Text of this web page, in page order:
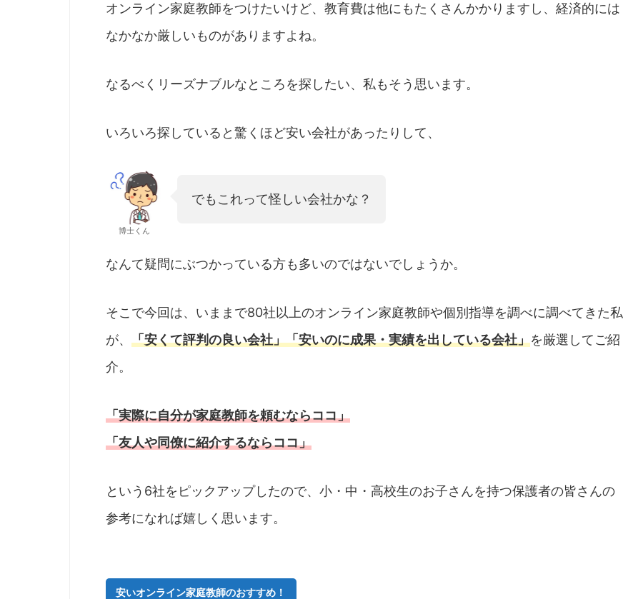
オンライン家庭教師をつけたいけど、教育費は他にもたくさんかかりますし、経済的には
なかなか厳しいものがありますよね。
なるべくリーズナブルなところを探したい、私もそう思います。
いろいろ探していると驚くほど安い会社があったりして、
博士くん
でもこれって怪しい会社かな？
なんて疑問にぶつかっている方も多いのではないでしょうか。
そこで今回は、いままで80社以上のオンライン家庭教師や個別指導を調べに調べてきた私
が、 「安くて評判の良い会社」「安いのに成果・実績を出している会社」を厳選してご紹
介。
「実際に自分が家庭教師を頼むならココ」
「友人や同僚に紹介するならココ」
という6社をピックアップしたので、小・中・高校生のお子さんを持つ保護者の皆さんの
参考になれば嬉しく思います。
安いオンライン家庭教師のおすすめ！